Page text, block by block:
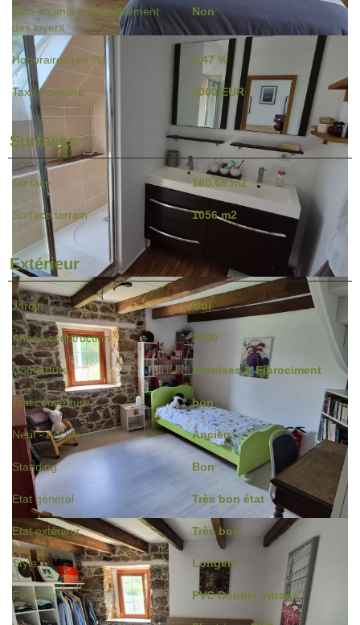
Bien soumis à l'encadrement
des loyers
Non
Honoraires (en %) 4.47 %
Taxe Foncière 2000 EUR
Surfaces
Surface 180.68 m2
Surface terrain 1056 m2
Extérieur
Jardin Oui
Année construction 1900
Couverture Ardoises & Fibrociment
Etat couverture bon
Neuf - Ancien Ancien
Standing Bon
Etat général Très bon état
Etat extérieur Très bon
Style Longère
Fenêtres PVC Double Vitrage